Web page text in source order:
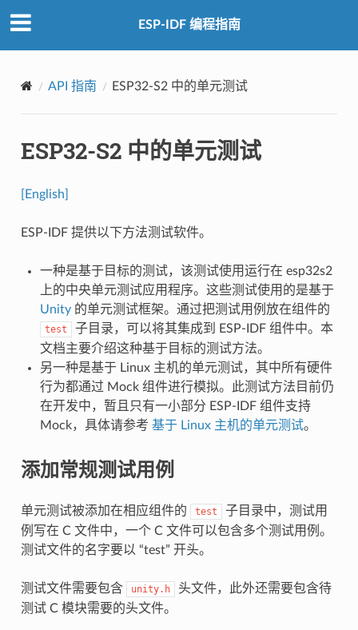
ESP-IDF 编程指南
API 指南 ESP32-S2 中的单元测试
ESP32-S2 中的单元测试
[English]
ESP-IDF 提供以下方法测试软件。
一种是基于目标的测试，该测试使用运行在 esp32s2
上的中央单元测试应用程序。这些测试使用的是基于
Unity的单元测试框架。通过把测试用例放在组件的
test
子目录，可以将其集成到 ESP-IDF 组件中。本
文档主要介绍这种基于目标的测试方法。
另一种是基于 Linux 主机的单元测试，其中所有硬件
行为都通过 Mock 组件进行模拟。此测试方法目前仍
在开发中，暂且只有一小部分 ESP-IDF 组件支持
Mock，具体请参考 基于 Linux 主机的单元测试。
添加常规测试用例
单元测试被添加在相应组件的 test
子目录中，测试用
例写在 C 文件中，一个 C 文件可以包含多个测试用例。
测试文件的名字要以 “test” 开头。
测试文件需要包含 unity.h
头文件，此外还需要包含待
测试 C 模块需要的头文件。